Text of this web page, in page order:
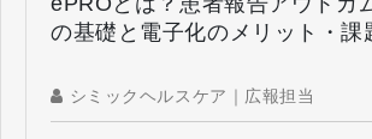
の基礎と電子化のメリット・課
シミックヘルスケア｜広報担当